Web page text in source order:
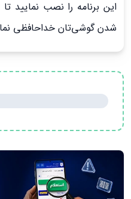
این برنامه را نصب نمایید
شدن گوشی‌تان خداحافظی